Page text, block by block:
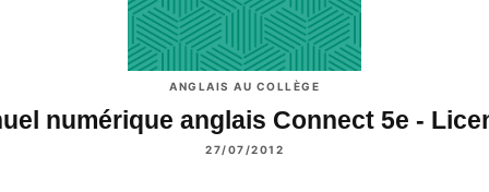
ANGLAIS AU COLLÈGE
numérique anglais Connect 5e -
27/07/2012